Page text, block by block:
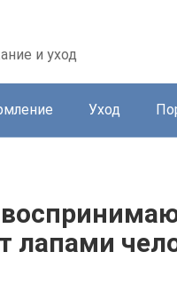
и уход
Уход
лапами